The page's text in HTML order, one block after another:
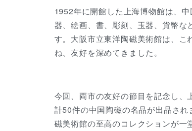
1952年に開館した上海博物館は、
器、絵画、書、彫刻、玉器、貨幣
す。大阪市立東洋陶磁美術館は、
ね、友好を深めてきました。
今回、両市の友好の節目を記念し
計50件の中国陶磁の名品が出品さ
磁美術館の至高のコレクションが一